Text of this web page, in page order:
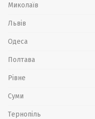
Миколаїв
Львів
Одеса
Полтава
Рівне
Суми
Тернопіль